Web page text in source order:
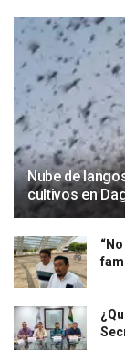
Nube de
cultivos en